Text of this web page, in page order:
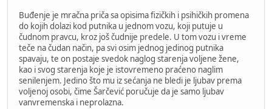
Buđenje je mračna priča sa opisima fizičkih i psihičkih promena
do kojih dolazi kod putnika u jednom vozu, koji putuje u
čudnom pravcu, kroz još čudnije predele. U tom vozu i vreme
teče na čudan način, pa svi osim jednog jedinog putnika
spavaju, te on postaje svedok naglog starenja voljene žene,
kao i svog starenja koje je istovremeno praćeno naglim
senilenjem. Jedino što mu iz sećanja ne bledi je ljubav prema
voljenoj osobi, čime Šarčević poručuje da je samo ljubav
vanvremenska i neprolazna.